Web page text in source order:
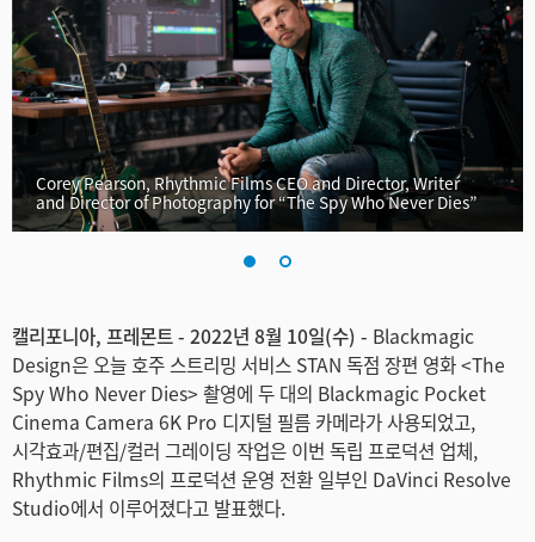
Denmark
Finland
France
Germany
Italy
Japan
Korea
Mexico
Corey Pearson, Rhythmic Films CEO and Director, Writer
and Director of Photography for “The Spy Who Never Dies”
캘리포니아, 프레몬트 - 2022년 8월 10일(수) - Blackmagic
Design은 오늘 호주 스트리밍 서비스 STAN 독점 장편 영화 <The
Spy Who Never Dies> 촬영에 두 대의 Blackmagic Pocket
Cinema Camera 6K Pro 디지털 필름 카메라가 사용되었고,
시각효과/편집/컬러 그레이딩 작업은 이번 독립 프로덕션 업체,
Rhythmic Films의 프로덕션 운영 전환 일부인 DaVinci Resolve
Studio에서 이루어졌다고 발표했다.